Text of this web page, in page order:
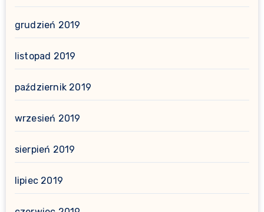
grudzień 2019
listopad 2019
październik 2019
wrzesień 2019
sierpień 2019
lipiec 2019